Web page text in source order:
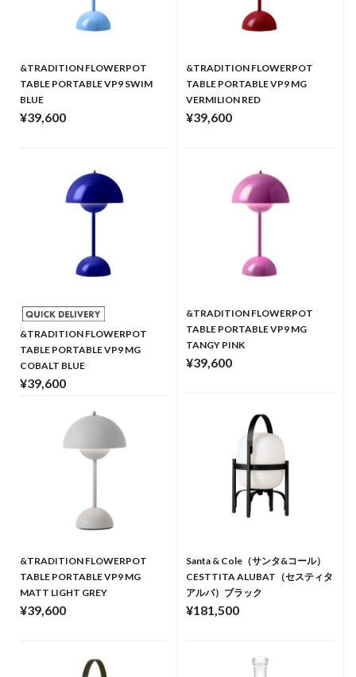
&TRADITION FLOWERPOT
TABLE PORTABLE VP9 SWIM
BLUE
¥39,600
&TRADITION FLOWERPOT
TABLE PORTABLE VP9 MG
VERMILION RED
¥39,600
&TRADITION FLOWERPOT
TABLE PORTABLE VP9 MG
COBALT BLUE
¥39,600
&TRADITION FLOWERPOT
TABLE PORTABLE VP9 MG
TANGY PINK
¥39,600
&TRADITION FLOWERPOT
TABLE PORTABLE VP9 MG
MATT LIGHT GREY
¥39,600
Santa & Cole（サンタ&コール）
CESTTITA ALUBAT（セスティタ
アルバ）ブラック
¥181,500